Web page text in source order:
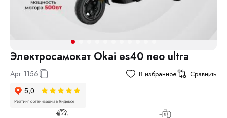
Электросамокат Okai es40 neo ultra
Арт. 1156 В избранное Сравнить